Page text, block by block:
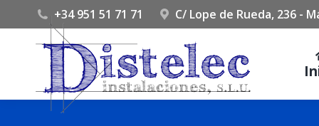
+34 951 51 71 71 C/ Lope de Rueda, 236 -